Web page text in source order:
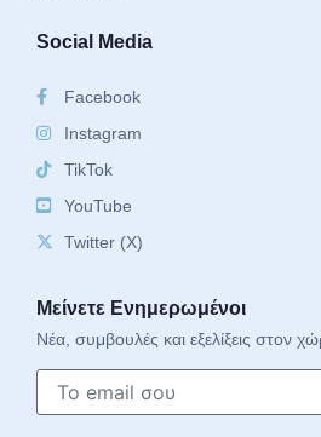
Social Media
Facebook
Instagram
TikTok
YouTube
Twitter (X)
Μείνετε Ενημερωμένοι
Νέα, συμβουλές και εξελίξεις στον